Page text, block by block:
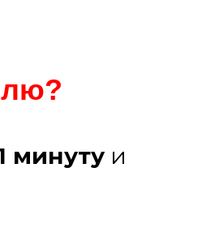
минуту и